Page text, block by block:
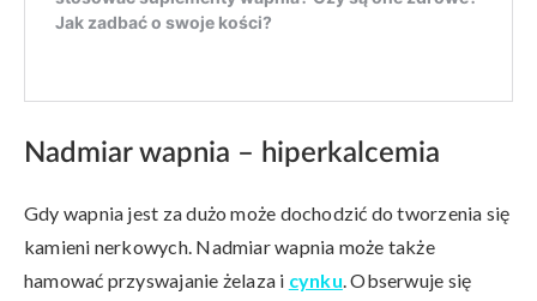
Nadmiar wapnia – hiperkalcemia
Gdy wapnia jest za dużo może dochodzić do tworzenia się
kamieni nerkowych. Nadmiar wapnia może także
hamować przyswajanie żelaza i cynku. Obserwuje się